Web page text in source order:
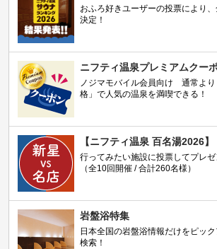
おふろ好きユーザーの投票により
決定！
ニフティ温泉プレミアムクー
ノジマモバイル会員向け 通常より
格」で人気の温泉を満喫できる！
【ニフティ温泉 百名湯2026】
行ってみたい施設に投票してプレゼ
（全10回開催 / 合計260名様）
岩盤浴特集
日本全国の岩盤浴情報だけをピッ
検索！